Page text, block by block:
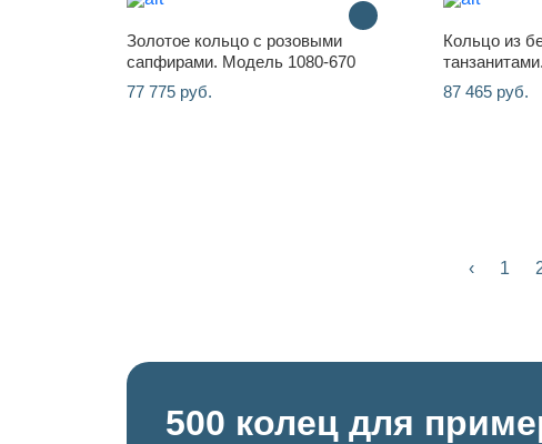
Золотое кольцо с розовыми
сапфирами. Модель 1080-670
77 775 руб.
Кольцо из
87 465 руб.
‹ 1
500 колец для